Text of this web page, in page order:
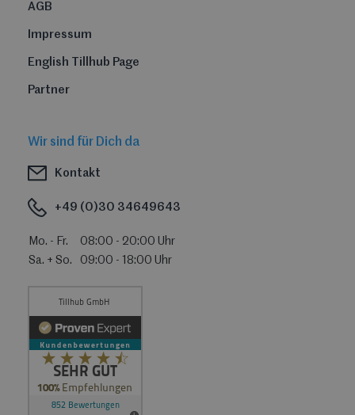
AGB
Impressum
English Tillhub Page
Partner
Wir sind für Dich da
Kontakt
+49 (0)30 34649643
Mo. - Fr.
08:00 - 20:00 Uhr
Sa. + So.
09:00 - 18:00 Uhr